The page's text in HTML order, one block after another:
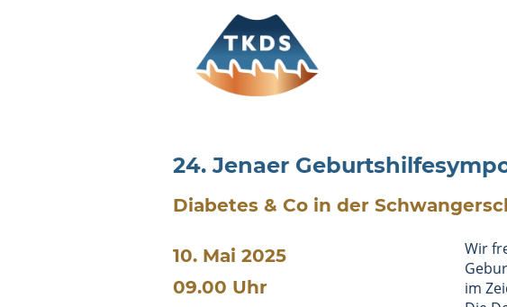
24. Jenaer
Diabetes & Co in der
10. Mai 2025
09.00 Uhr
Wir
im